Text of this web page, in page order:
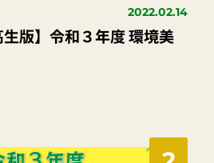
2022.02.14
生版】令和３年度 環境美